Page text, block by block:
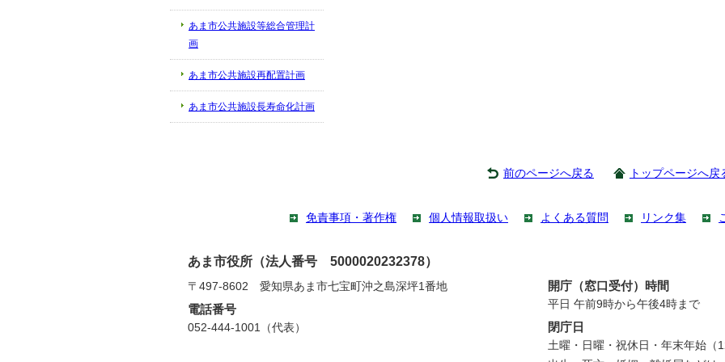
あま市公共施設等総合管理計
画
あま市公共施設再配置計画
あま市公共施設長寿命化計画
前のページへ戻る トップページへ戻
免責事項・著作権 個人情報取扱い よくある質問 リンク集
あま市役所（法人番号 5000020232378）
〒497-8602 愛知県あま市七宝町沖之島深坪1番地
電話番号
052-444-1001（代表）
開庁（窓口受付）時間
平日 午前9時から午後4時まで
閉庁日
土曜・日曜・祝休日・年末年始（